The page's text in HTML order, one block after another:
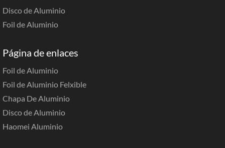
Disco de Aluminio
Foil de Aluminio
Página de enlaces
Foil de Aluminio
Foil de Aluminio Felxible
Chapa De Aluminio
Disco de Aluminio
Haomei Aluminio